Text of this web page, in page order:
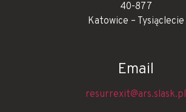
40-877
Katowice – Tysiąclecie
Email
resurrexit@ars.slask.pl